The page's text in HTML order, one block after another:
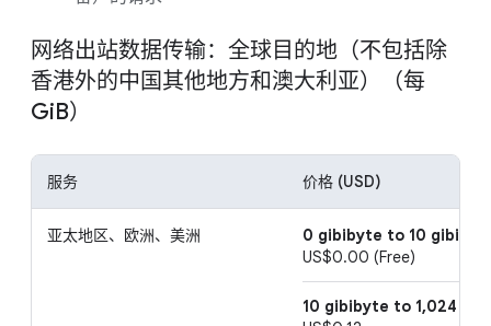
网络出站数据传输：全球目的地（不包括除
香港外的中国其他地方和澳大利亚）（每
GiB）
服务 价格 (USD)
亚太地区、欧洲、美洲
0 gibibyte to 10
US$0.00 (Free)
10 gibibyte to 1,024